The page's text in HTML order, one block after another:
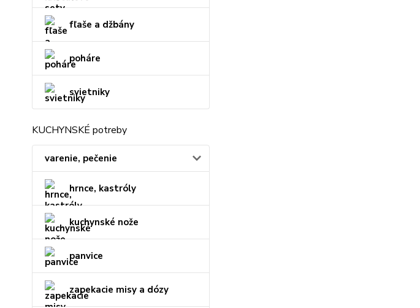
fľaše a džbány
poháre
svietniky
KUCHYNSKÉ potreby
varenie, pečenie
hrnce, kastróly
kuchynské nože
panvice
zapekacie misy a dózy